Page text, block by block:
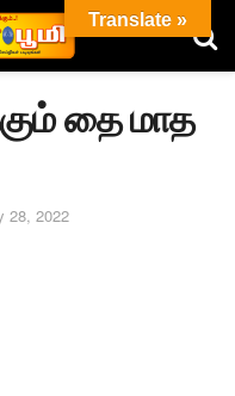
தை மாத
28, 2022
Translate »